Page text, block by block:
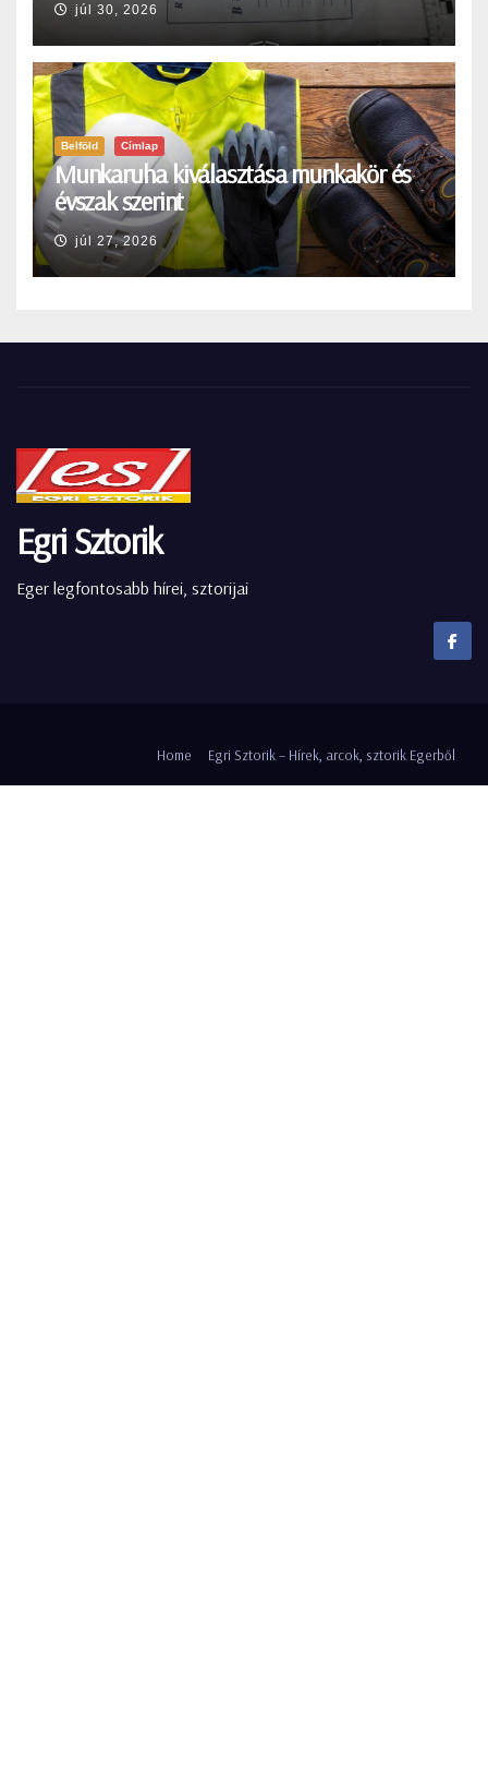
júl 30, 2026
Belföld Címlap
Munkaruha kiválasztása munkakör és
évszak szerint
júl 27, 2026
Egri Sztorik
Eger legfontosabb hírei, sztorijai
Home Egri Sztorik – Hírek, arcok, sztorik Egerből